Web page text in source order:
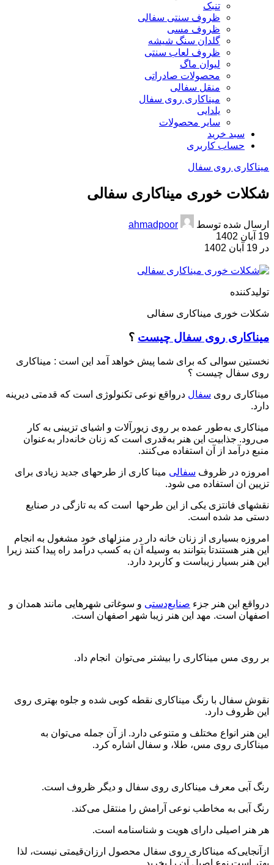
تنبک
ظروف سنتی سفالی
ظروف مسی
گلدان سنگ شیشه
ظروف لعاب سنتی
لیوان ماگ
محصولات صادراتی
منقل سفالی
میناکاری روی سفال
یلدایی
سایر محصولات
سبد خرید
حساب کاربری
میناکاری روی سفال
شکلات خوری میناکاری سفالی
ارسال شده توسط
ahmadpoor
19 آبان 1402
در 19 آبان 1402
تولیدکننده
شکلات خوری میناکاری سفالی
میناکاری روی سفال چیست ؟
نخستین سوالی که برای شما پیش خواهد آمد این است : میناکاری
روی سفال چیست ؟
میناکاری روی سفال درواقع نوعی تکنولوژی است که قدمتی دیرینه
دارد.
میناکاری به‌طور عمده بر روی زیورآلات و اشیای تزیینی به کار
می‌رود. جذابیت این هنر به‌قدری است که زنان خانه‌دار به‌عنوان
منبع درآمد از آن استفاده می‌کنند.
امروزه در ظروف سفالی مینا کاری از طرحهای جدید زیادی برای
تزیین ان استفاده می شود.
نقشهای فانتزی یکی از این طرحها است که به تازگی در صنایع
دستی مد شده است.
امروزه بسیاری از زنان خانه دار در منزلهای خود مشغول به انجام
این هنر هستندتا بتوانند به وسیله آن به کسب درآمد راه پیدا کنند زیرا
این هنر بسیار زیباست و کاربرد دارد.
درواقع این هنر جزء صنایع‌دستی و سوغاتی شهرهایی مانند همدان و
اصفهان است. مهد این هنر زیبا شهر اصفهان است.
بر روی مس میناکاری را بیشتر می‌توان انجام داد.
نقوش سفال با رنگ میناکاری نقطه کوبی شده و جلوه بهتری روی
این ظروف دارد.
این هنر انواع مختلف و متنوعی دارد. از آن جمله می‌توان به
میناکاری روی مس، طلا، و سفال اشاره کرد.
رنگ آبی معرف میناکاری روی سفال و دیگر ظروف است.
رنگ آبی به مخاطب نوعی آرامش را منتقل می‌کند.
هر هنر اصیلی دارای هویت و شناسنامه است.
ازآنجایی‌که میناکاری روی سفال محصول ارزان‌قیمتی نیست، لذا